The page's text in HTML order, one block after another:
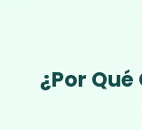
¿Por